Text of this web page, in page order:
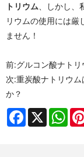
トリウム 、しかし
リウムの使用には厳
ません！
前:グルコン酸ナト
次:重炭酸ナトリウ
か？
Facebook
X